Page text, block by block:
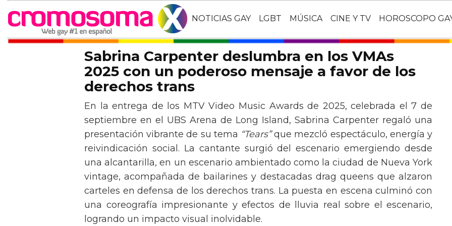
NOTICIAS GAY LGBT MÚSICA CINE Y TV HOROSCOPO
Sabrina Carpenter deslumbra en los VMAs
2025 con un poderoso mensaje a favor de los
derechos trans
En la entrega de los MTV Video Music Awards de 2025, celebrada el 7 de
septiembre en el UBS Arena de Long Island, Sabrina Carpenter regaló una
presentación vibrante de su tema “Tears”que mezcló espectáculo, energía y
reivindicación social. La cantante surgió del escenario emergiendo desde
una alcantarilla, en un escenario ambientado como la ciudad de Nueva York
vintage, acompañada de bailarines y destacadas drag queens que alzaron
carteles en defensa de los derechos trans. La puesta en escena culminó con
una coreografía impresionante y efectos de lluvia real sobre el escenario,
logrando un impacto visual inolvidable.